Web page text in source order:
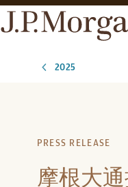
2025
PRESS RELEASE
摩根大